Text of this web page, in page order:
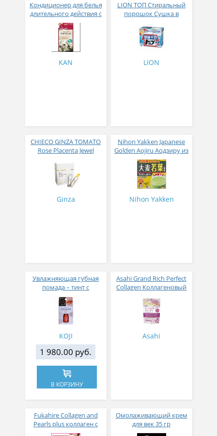
Кондиционер для белья
длительного действия с
аромакапсулами с
экзотическим ароматом
500 мл
KAN
LION ТОП Стиральный
порошок Сушка в
гр
LION
CHIECO GINZA TOMATO
Rose Placenta Jewel
в желе № 30
Ginza
Nihon Yakken Japanese
Golden Aojiru Аодзиру из
листьев молодого
ячменя
Nihon Yakken
Увлажняющая губная
помада – тинт с
аппликатором KOJI,
Красно-оранжевый
KOJI
1 980.00 руб.
В КОРЗИНУ
Asahi Grand Rich Perfect
Collagen Коллагеновый
плацентой и
изофлавонами сои 228
гр
Asahi
Fukahire Collagen and
Pearls plus коллаген с
жемчужным порошком
Омолаживающий крем
для век 35 гр